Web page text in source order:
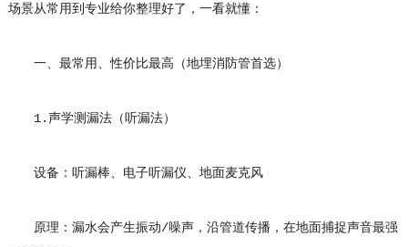
场景从常用到专业给你整理好了，一看就懂：
一、最常用、性价比最高（地埋消防管首选）
1.声学测漏法（听漏法）
设备：听漏棒、电子听漏仪、地面麦克风
原理：漏水会产生振动/噪声，沿管道传播，在地面捕捉声音最强